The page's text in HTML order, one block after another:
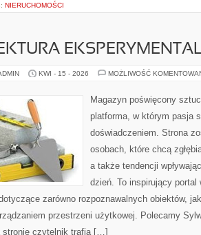
NIERUCHOMOŚCI
KWI - 15 - 2026 MOŻLIWOŚĆ
Magazyn poświęcony
platforma, w którym pasja
doświadczeniem. Strona
osobach, które chcą
a także tendencji
dzień. To inspirujący
zarówno rozpoznawalnych obiektów,
przestrzeni użytkowej. Polecamy
stronie czytelnik trafia […]